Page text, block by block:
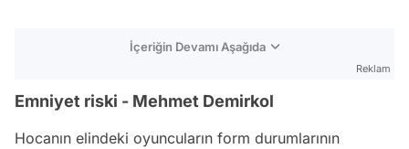
İçeriğin Devamı Aşağıda
Reklam
Emniyet riski - Mehmet Demirkol
Hocanın elindeki oyuncuların form durumlarının